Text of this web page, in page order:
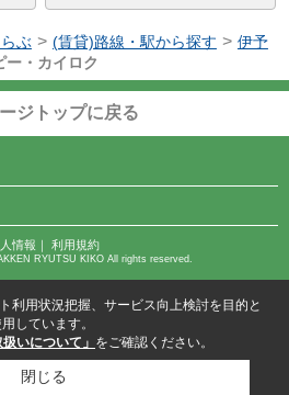
ぶ > (賃貸)路線・駅から探す > 伊予
ー・カイロク
ジトップに戻る
情報 ｜ 利用規約
RYUTSU KIKO All rights reserved.
利用状況把握、サービス向上検討を目的と
しています。
いについて」 をご確認ください。
閉じる